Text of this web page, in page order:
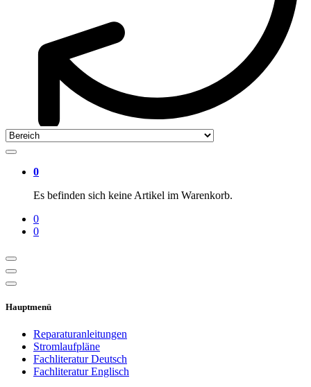
0
Es befinden sich keine Artikel im Warenkorb.
0
0
Hauptmenü
Reparaturanleitungen
Stromlaufpläne
Fachliteratur Deutsch
Fachliteratur Englisch